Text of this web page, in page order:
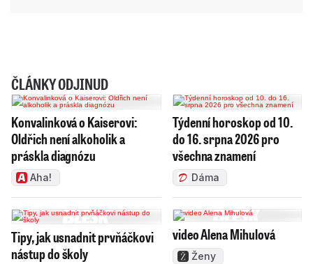
ČLÁNKY ODJINUD
Konvalinková o Kaiserovi:
Oldřich není alkoholik a
práskla diagnózu
Aha!
Týdenní horoskop od 10.
do 16. srpna 2026 pro
všechna znamení
Dáma
Tipy, jak usnadnit prvňáčkovi
nástup do školy
video Alena Mihulová
Ženy